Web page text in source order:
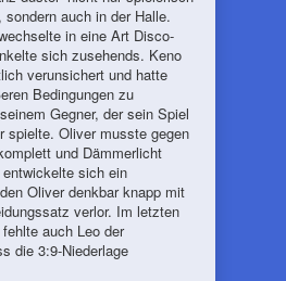
auch in der Halle.
in eine Art Disco-
sich zusehends. Keno
verunsichert und hatte
Bedingungen zu
Gegner, der sein Spiel
spielte. Oliver musste gegen
und Dämmerlicht
sich ein
Oliver denkbar knapp mit
verlor. Im letzten
auch Leo der
die 3:9-Niederlage